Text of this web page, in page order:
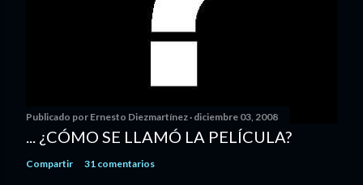
Publicado por Ernesto Diezmartínez diciembre 03, 2008
... ¿CÓMO SE LLAMÓ LA PELÍCULA?
Compartir 31 comentarios